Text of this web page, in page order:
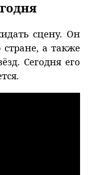
сцену. Он
стране, а также
Сегодня его